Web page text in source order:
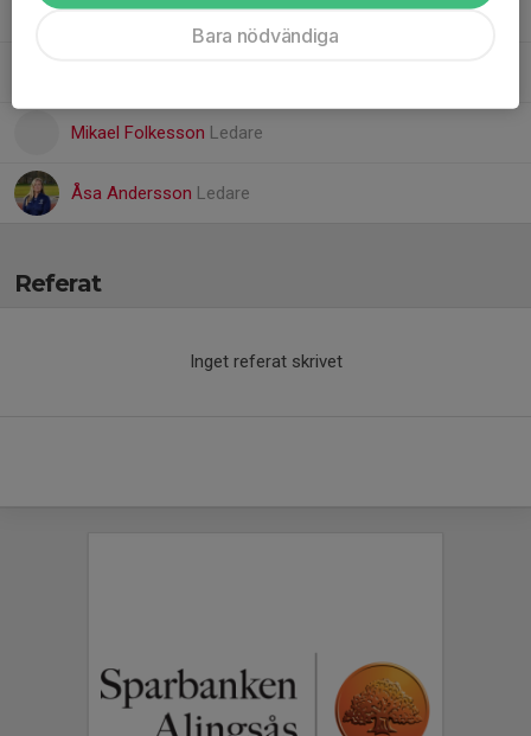
Ian ThorntonLedare
Mikael Folkesson Ledare
Åsa Andersson Ledare
Referat
Inget referat skrivet
Bara nödvändiga